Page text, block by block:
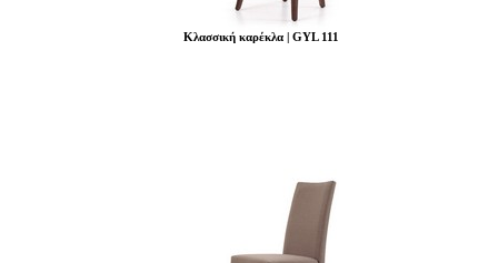
Κλασσική καρέκλα | GYL 111